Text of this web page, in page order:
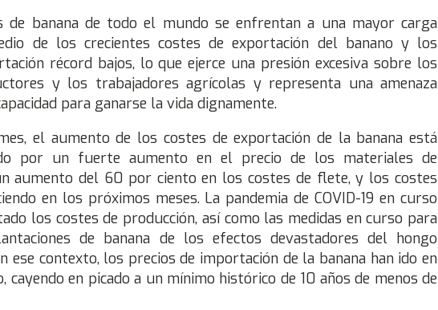
de banana de todo el mundo se enfrentan a una mayor carga
de los crecientes costes de exportación del banano y los
récord bajos, lo que ejerce una presión excesiva sobre los
y los trabajadores agrícolas y representa una amenaza
para ganarse la vida dignamente.
el aumento de los costes de exportación de la banana está
por un fuerte aumento en el precio de los materiales de
aumento del 60 por ciento en los costes de flete, y los costes
en los próximos meses. La pandemia de COVID-19 en curso
los costes de producción, así como las medidas en curso para
de banana de los efectos devastadores del hongo
ese contexto, los precios de importación de la banana han ido en
cayendo en picado a un mínimo histórico de 10 años de menos de